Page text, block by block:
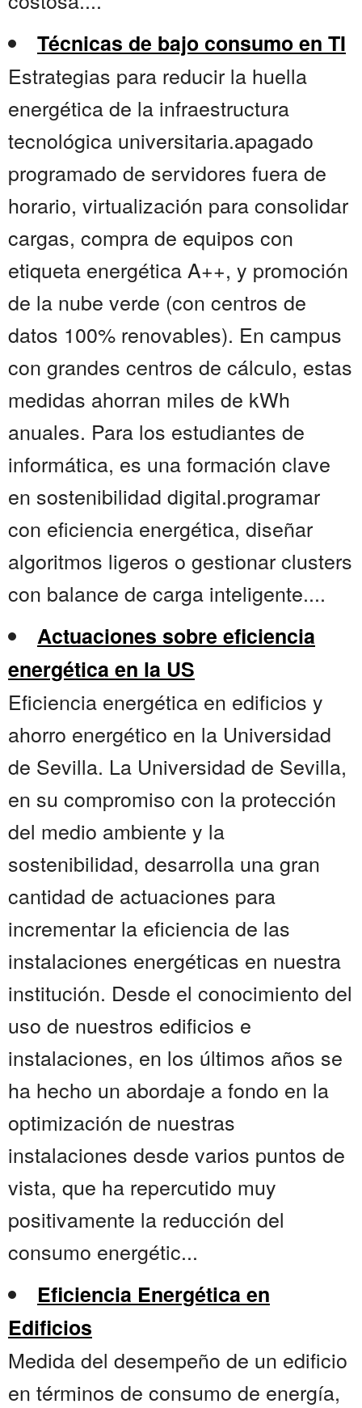
Técnicas de bajo consumo en TI
Estrategias para reducir la huella
energética de la infraestructura
tecnológica universitaria.apagado
programado de servidores fuera de
horario, virtualización para consolidar
cargas, compra de equipos con
etiqueta energética A++, y promoción
de la nube verde (con centros de
datos 100% renovables). En campus
con grandes centros de cálculo, estas
medidas ahorran miles de kWh
anuales. Para los estudiantes de
informática, es una formación clave
en sostenibilidad digital.programar
con eficiencia energética, diseñar
algoritmos ligeros o gestionar clusters
con balance de carga inteligente....
Actuaciones sobre eficiencia
energética en la US
Eficiencia energética en edificios y
ahorro energético en la Universidad
de Sevilla. La Universidad de Sevilla,
en su compromiso con la protección
del medio ambiente y la
sostenibilidad, desarrolla una gran
cantidad de actuaciones para
incrementar la eficiencia de las
instalaciones energéticas en nuestra
institución. Desde el conocimiento del
uso de nuestros edificios e
instalaciones, en los últimos años se
ha hecho un abordaje a fondo en la
optimización de nuestras
instalaciones desde varios puntos de
vista, que ha repercutido muy
positivamente la reducción del
consumo energétic...
Eficiencia Energética en
Edificios
Medida del desempeño de un edificio
en términos de consumo de energía,